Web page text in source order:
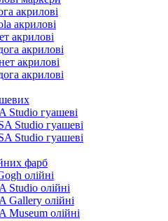
акрилові
акрилові
акрилові
акрилові
акрилові
акрилові
Studio гуашеві
Studio гуашеві
Studio гуашеві
фарб
олійні
Studio олійні
Gallery олійні
Museum олійні